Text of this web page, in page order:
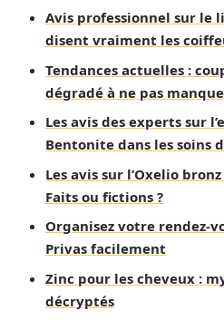
Avis professionnel sur le
disent vraiment les
Tendances actuelles :
dégradé à ne pas
Les avis des experts sur
Bentonite dans les soins
Les avis sur l’Oxelio
Faits ou fictions ?
Organisez votre rendez-
Privas facilement
Zinc pour les cheveux :
décryptés